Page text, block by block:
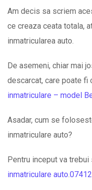
Am decis sa scriem
ce creaza ceata totala,
inmatricularea auto.
De asemeni, chiar mai
descarcat, care poate fi
inmatriculare – model
Asadar, cum se
inmatriculare auto?
Pentru inceput va
inmatriculare auto.